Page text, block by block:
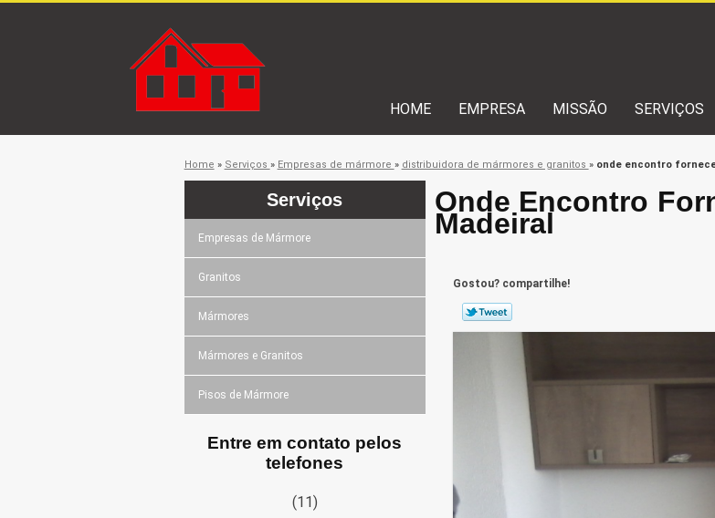
HOME EMPRESA MISSÃO SERVIÇOS
Home » Serviços » Empresas de mármore » distribuidora de mármores e granitos » onde encontro
Serviços
Empresas de Mármore
Granitos
Mármores
Mármores e Granitos
Pisos de Mármore
Entre em contato pelos
telefones
(11)
Onde Encontro
Madeiral
Gostou? compartilhe!